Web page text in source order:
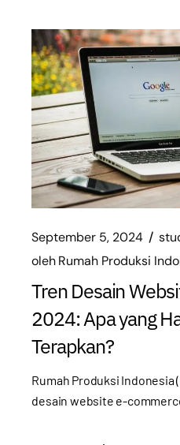
September 5, 2024
olehRumah Produksi
Tren Desain
2024: Apa yang
Terapkan?
Rumah Produksi Indonesia
desain website e-